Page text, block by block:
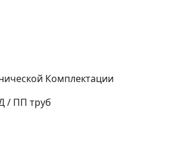
Комплектации
/ ПП труб